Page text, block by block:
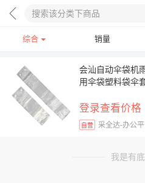
综合 销量
会汕自动伞袋机
用伞袋塑料袋伞
登录查看价格
自营 采全达-办公
我是有